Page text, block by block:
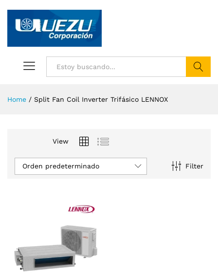
Home / Split Fan Coil Inverter Trifásico LENNOX
View
Filter
Orden predeterminado